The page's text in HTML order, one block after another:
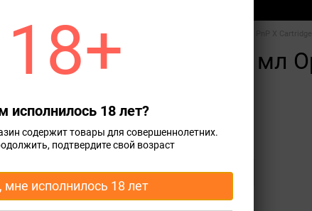
картриджи для Pod систем VOOPOO Картридж Voopoo Vinci PnP X
MTL Vinci E80\E120 5 мл
130 грн
Сообщить, когда появится
Характеристики
18+
исполнилось 18 лет?
содержит товары для совершеннолетних.
подтвердите свой возраст
мне исполнилось 18 лет